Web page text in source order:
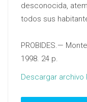
desconocida,
todos sus
PROBIDES.—
1998. 24 p.
Descargar archivo